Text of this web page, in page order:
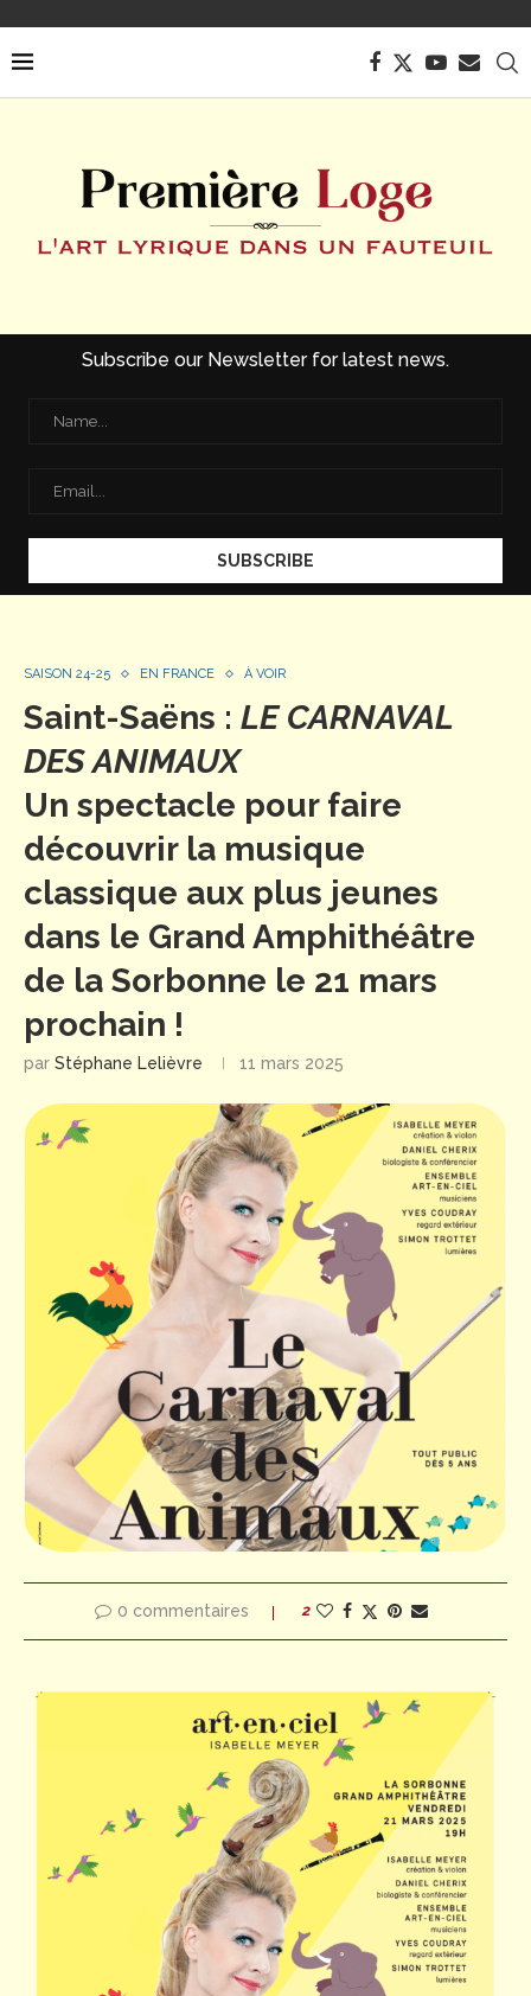
Subscribe our Newsletter for latest news.
SAISON 24-25 EN FRANCE À VOIR
Saint-Saëns : LE CARNAVAL
DES ANIMAUX
Un spectacle pour faire
découvrir la musique
classique aux plus jeunes
dans le Grand Amphithéâtre
de la Sorbonne le 21 mars
prochain !
par Stéphane Lelièvre 11 mars 2025
0 commentaires 2